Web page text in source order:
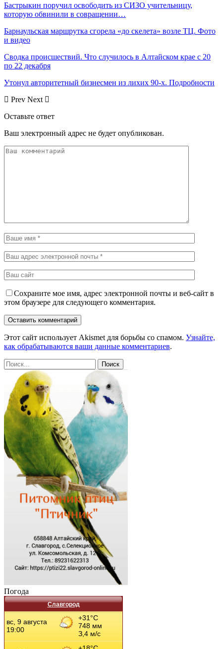
Бастрыкин поручил освободить из СИЗО учительницу,
которую обвинили в совращении…
Барнаульская маршрутка сгорела «до скелета» возле ТЦ. Фото
и видео
Сводка происшествий. Что случилось в Алтайском крае с 20
по 22 декабря
Утонул авторитетный бизнесмен из лихих 90-х. Подробности
Prev Next
Оставьте ответ
Ваш электронный адрес не будет опубликован.
Сохраните мое имя, адрес электронной почты и веб-сайт в
этом браузере для следующего комментария.
Этот сайт использует Akismet для борьбы со спамом. Узнайте,
как обрабатываются ваши данные комментариев.
Погода
Славгород